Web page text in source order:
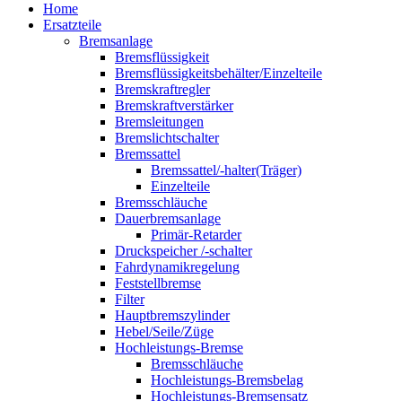
Home
Ersatzteile
Bremsanlage
Bremsflüssigkeit
Bremsflüssigkeitsbehälter/Einzelteile
Bremskraftregler
Bremskraftverstärker
Bremsleitungen
Bremslichtschalter
Bremssattel
Bremssattel/-halter(Träger)
Einzelteile
Bremsschläuche
Dauerbremsanlage
Primär-Retarder
Druckspeicher /-schalter
Fahrdynamikregelung
Feststellbremse
Filter
Hauptbremszylinder
Hebel/Seile/Züge
Hochleistungs-Bremse
Bremsschläuche
Hochleistungs-Bremsbelag
Hochleistungs-Bremsensatz